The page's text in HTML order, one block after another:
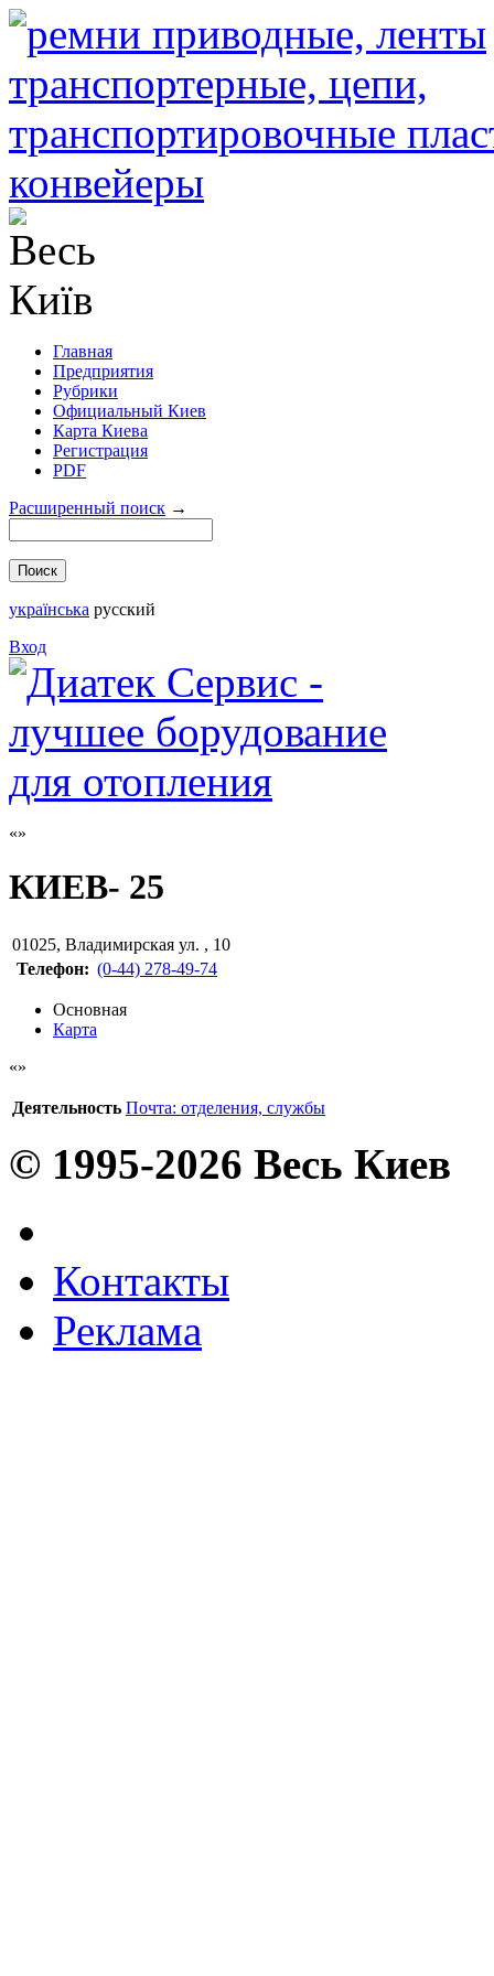
Главная
Предприятия
Рубрики
Официальный Киев
Карта Киева
Регистрация
PDF
Расширенный поиск →
українська русский
Вход
КИЕВ- 25
01025, Владимирская ул. , 10
Телефон: (0-44) 278-49-74
Основная
Карта
Деятельность Почта: отделения, службы
© 1995-2026 Весь Киев
Контакты
Реклама